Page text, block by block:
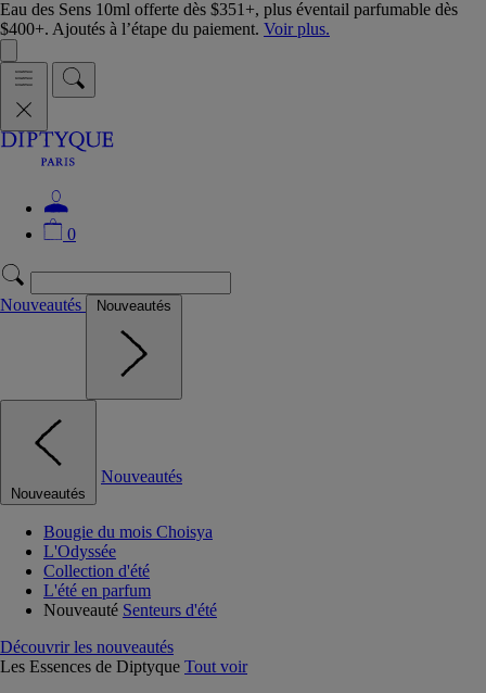
Eau des Sens 10ml offerte dès $351+, plus éventail parfumable dès
$400+. Ajoutés à l’étape du paiement. Voir plus.
0
Nouveautés Nouveautés
Nouveautés
Nouveautés
Bougie du mois Choisya
L'Odyssée
Collection d'été
L'été en parfum
Nouveauté Senteurs d'été
Découvrir les nouveautés
Les Essences de Diptyque Tout voir